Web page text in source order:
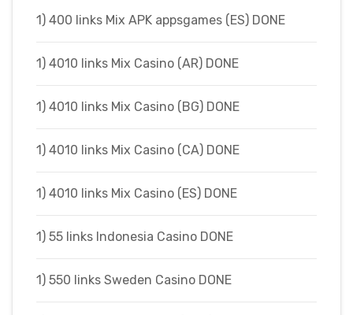
1) 400 links Mix APK appsgames (ES) DONE
1) 4010 links Mix Casino (AR) DONE
1) 4010 links Mix Casino (BG) DONE
1) 4010 links Mix Casino (CA) DONE
1) 4010 links Mix Casino (ES) DONE
1) 55 links Indonesia Casino DONE
1) 550 links Sweden Casino DONE